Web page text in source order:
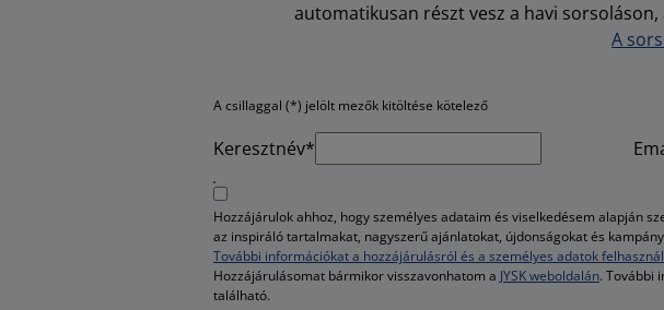
automatikusan részt vesz a havi sorsoláson,
A
A csillaggal (*) jelölt mezők kitöltése kötelező
Keresztnév*
Hozzájárulok ahhoz, hogy személyes adataim és viselkedésem alapján
az inspiráló tartalmakat, nagyszerű ajánlatokat, újdonságokat és
További információkat a hozzájárulásról és a személyes adatok
Hozzájárulásomat bármikor visszavonhatom a JYSK weboldalán. További
található.